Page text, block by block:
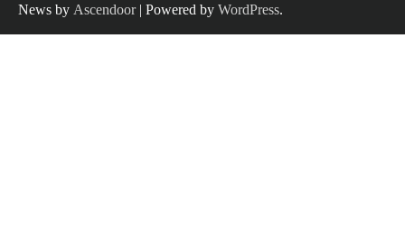
News by Ascendoor| Powered by WordPress.